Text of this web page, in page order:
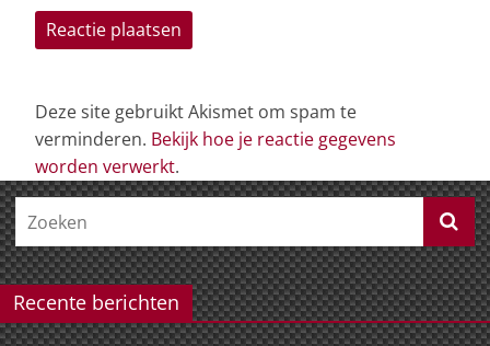
Deze site gebruikt Akismet om spam te
verminderen. Bekijk hoe je reactie gegevens
worden verwerkt.
Recente berichten